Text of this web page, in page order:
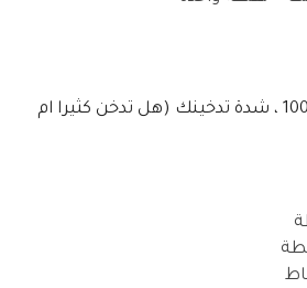
حدد ، بمقياس من 1 إلى 100 ، شدة تدخينك (هل تدخن كثيرا ام